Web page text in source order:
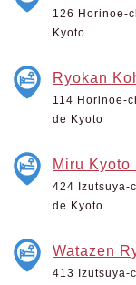
126 Horinoe-
Kyoto
Ryokan
114 Horinoe-
de Kyoto
Miru Kyoto
424 Izutsuya-
de Kyoto
Watazen
413 Izutsuya-